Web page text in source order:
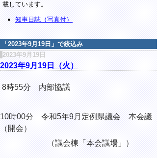
載しています。
知事日誌（写真付）
「 2023年9月19日 」で絞込み
2023年9月19日
2023年9月19日（火）
8時55分 内部協議
10時00分 令和5年9月定例県議会 本会議
（開会）
（議会棟「本会議場」）